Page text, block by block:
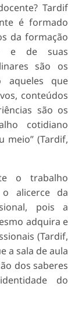
Tardif
é formado
da formação
e de suas
são os
aqueles que
conteúdos
são os
cotidiano
meio” (Tardif,
o trabalho
alicerce da
pois a
adquira e
(Tardif,
a sala de aula
dos saberes
do